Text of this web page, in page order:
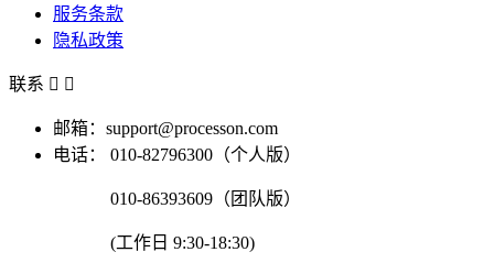
服务条款
隐私政策
联系  
邮箱：support@processon.com
电话：
010-82796300（个人版）
010-86393609（团队版）
(工作日 9:30-18:30)